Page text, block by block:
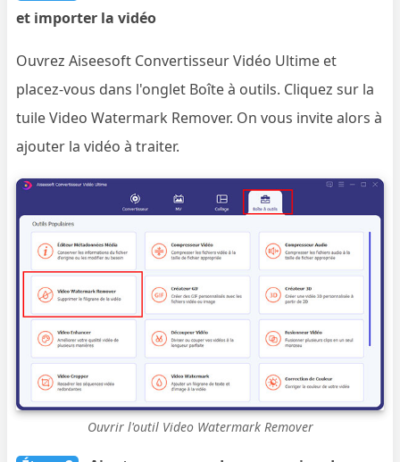
et importer la vidéo
Ouvrez Aiseesoft Convertisseur Vidéo Ultime et
placez-vous dans l'onglet Boîte à outils. Cliquez sur la
tuile Video Watermark Remover. On vous invite alors à
ajouter la vidéo à traiter.
Ouvrir l'outil Video Watermark Remover